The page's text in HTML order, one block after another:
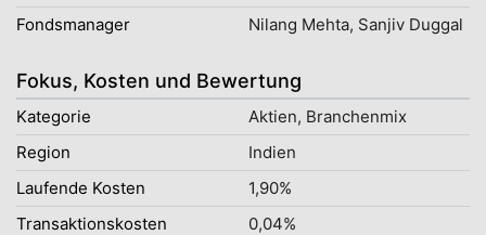
Fondsmanager
Nilang Mehta, Sanjiv Duggal
Fokus, Kosten und Bewertung
Kategorie
Aktien, Branchenmix
Region
Indien
Laufende Kosten
1,90%
Transaktionskosten
0,04%